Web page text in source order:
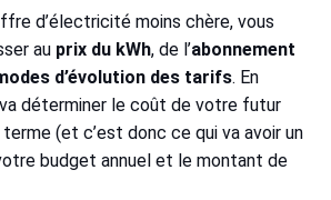
d’électricité moins chère, vous
au prix du kWh, de l’abonnement
d’évolution des tarifs. En
déterminer le coût de votre futur
(et c’est donc ce qui va avoir un
budget annuel et le montant de